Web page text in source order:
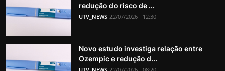
redução do risco de ...
UTV_NEWS 22/07/2026 - 12:30
Novo estudo investiga relação entre
Ozempic e redução d...